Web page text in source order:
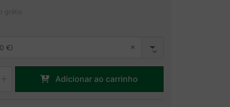
grátis
×
€)
Adicionar ao carrinho